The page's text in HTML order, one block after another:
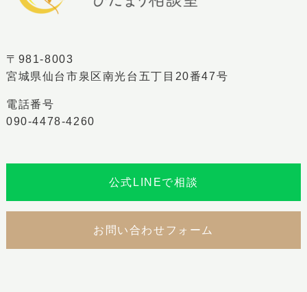
〒981-8003
宮城県仙台市泉区南光台五丁目20番47号
電話番号
090-4478-4260
公式LINEで相談
お問い合わせフォーム